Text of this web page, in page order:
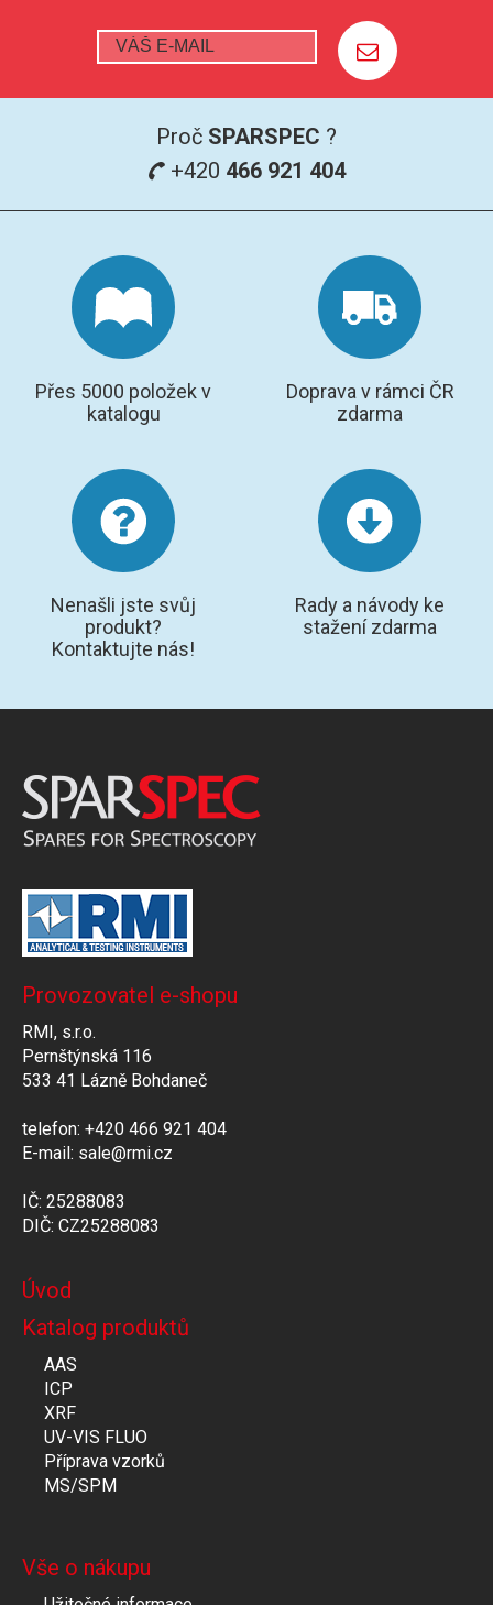
RAMAN
Proč SPARSPEC ?
+420 466 921 404
Přes 5000 položek v
katalogu
Doprava v rámci ČR
zdarma
Nenašli jste svůj
produkt?
Kontaktujte nás!
Rady a návody ke
stažení zdarma
Provozovatel e-shopu
RMI, s.r.o.
Pernštýnská 116
533 41 Lázně Bohdaneč
telefon: +420 466 921 404
E-mail: sale@rmi.cz
IČ: 25288083
DIČ: CZ25288083
Úvod
Katalog produktů
AAS
ICP
XRF
UV-VIS FLUO
Příprava vzorků
MS/SPM
Vše o nákupu